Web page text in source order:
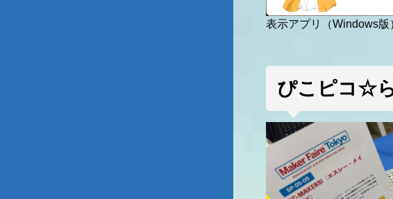
表示アプリ（Windows版
ぴこピコ☆